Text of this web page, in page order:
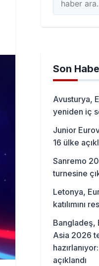
Son
Avusturya,
yeniden iç
Junior
16 ülke
Sanremo
turnesine
Letonya,
katılımını
Bangladeş,
Asia 2026
açıklandı